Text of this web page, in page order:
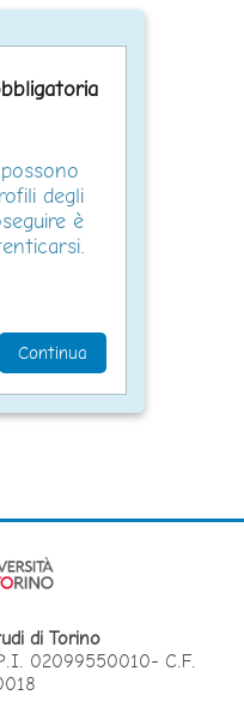
degli
è
Continua
di Torino
02099550010- C.F.